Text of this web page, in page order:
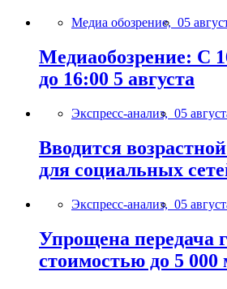
Медиа обозрение, 05
Медиаобозрение: С
до 16:00 5 августа
Экспресс-анализ, 05
Вводится
для социальных
Экспресс-анализ, 05
Упрощена передача
стоимостью до 5 000